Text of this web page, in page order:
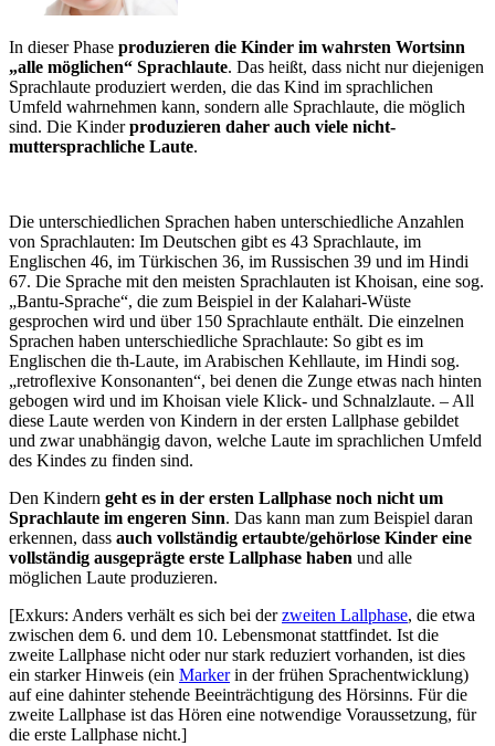
In dieser Phase produzieren die Kinder im wahrsten Wortsinn
„alle möglichen“ Sprachlaute. Das heißt, dass nicht nur diejenigen
Sprachlaute produziert werden, die das Kind im sprachlichen
Umfeld wahrnehmen kann, sondern alle Sprachlaute, die möglich
sind. Die Kinderproduzieren daher auch viele nicht-
muttersprachliche Laute.
Die unterschiedlichen Sprachen haben unterschiedliche Anzahlen
von Sprachlauten: Im Deutschen gibt es 43 Sprachlaute, im
Englischen 46, im Türkischen 36, im Russischen 39 und im Hindi
67. Die Sprache mit den meisten Sprachlauten ist Khoisan, eine sog.
„Bantu-Sprache“, die zum Beispiel in der Kalahari-Wüste
gesprochen wird und über 150 Sprachlaute enthält. Die einzelnen
Sprachen haben unterschiedliche Sprachlaute: So gibt es im
Englischen die th-Laute, im Arabischen Kehllaute, im Hindi sog.
„retroflexive Konsonanten“, bei denen die Zunge etwas nach hinten
gebogen wird und im Khoisan viele Klick- und Schnalzlaute. – All
diese Laute werden von Kindern in der ersten Lallphase gebildet
und zwar unabhängig davon, welche Laute im sprachlichen Umfeld
des Kindes zu finden sind.
Den Kindern geht es in der ersten Lallphase noch nicht um
Sprachlaute im engeren Sinn. Das kann man zum Beispiel daran
erkennen, dass auch vollständig ertaubte/gehörlose Kinder eine
vollständig ausgeprägte erste Lallphase haben und alle
möglichen Laute produzieren.
[Exkurs: Anders verhält es sich bei derzweiten Lallphase, die etwa
zwischen dem 6. und dem 10. Lebensmonat stattfindet. Ist die
zweite Lallphase nicht oder nur stark reduziert vorhanden, ist dies
ein starker Hinweis (ein Markerin der frühen Sprachentwicklung)
auf eine dahinter stehende Beeinträchtigung des Hörsinns. Für die
zweite Lallphase ist das Hören eine notwendige Voraussetzung, für
die erste Lallphase nicht.]